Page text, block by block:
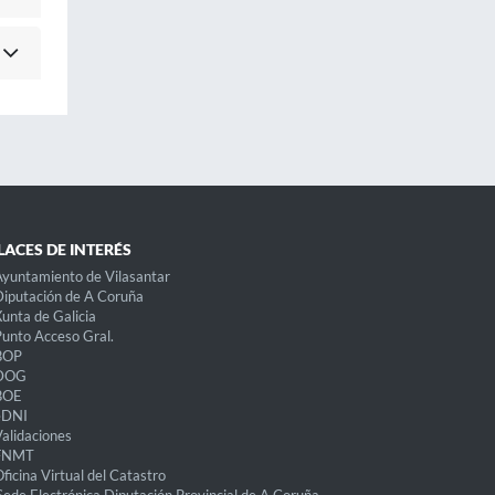
DE INTERÉS
de Vilasantar
de A Coruña
de Galicia
Acceso Gral.
Virtual del Catastro